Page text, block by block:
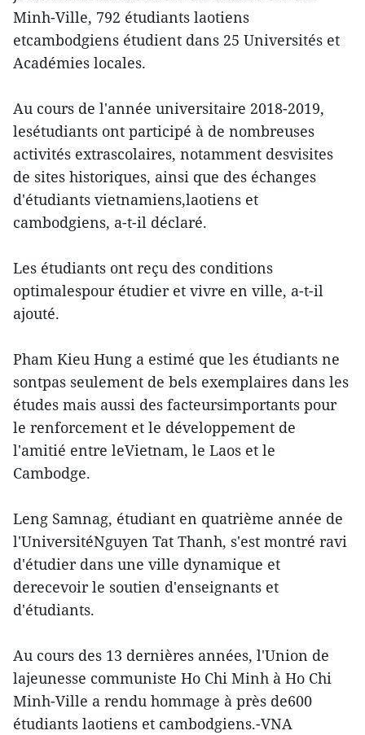
Minh-Ville, 792 étudiants laotiens
etcambodgiens étudient dans 25 Universités et
Académies locales.
Au cours de l'année universitaire 2018-2019,
lesétudiants ont participé à de nombreuses
activités extrascolaires, notamment desvisites
de sites historiques, ainsi que des échanges
d'étudiants vietnamiens,laotiens et
cambodgiens, a-t-il déclaré.
Les étudiants ont reçu des conditions
optimalespour étudier et vivre en ville, a-t-il
ajouté.
Pham Kieu Hung a estimé que les étudiants ne
sontpas seulement de bels exemplaires dans les
études mais aussi des facteursimportants pour
le renforcement et le développement de
l'amitié entre leVietnam, le Laos et le
Cambodge.
Leng Samnag, étudiant en quatrième année de
l'UniversitéNguyen Tat Thanh, s'est montré ravi
d'étudier dans une ville dynamique et
derecevoir le soutien d'enseignants et
d'étudiants.
Au cours des 13 dernières années, l'Union de
lajeunesse communiste Ho Chi Minh à Ho Chi
Minh-Ville a rendu hommage à près de600
étudiants laotiens et cambodgiens.-VNA